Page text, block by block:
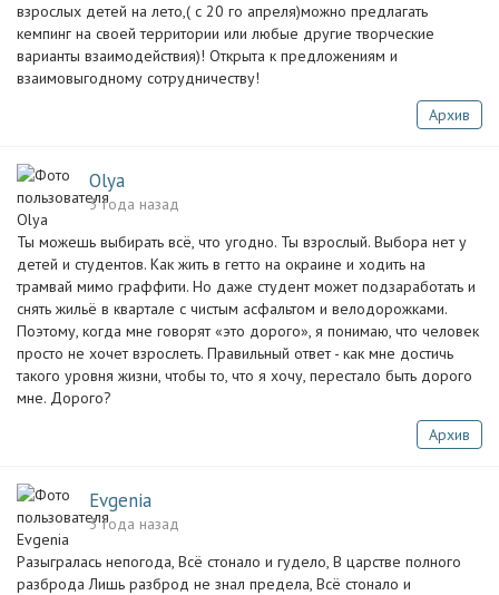
взрослых детей на лето,( с 20 го апреля)можно предлагать
кемпинг на своей территории или любые другие творческие
варианты взаимодействия)! Открыта к предложениям и
взаимовыгодному сотрудничеству!
Архив
Olya
3 года назад
Ты можешь выбирать всё, что угодно. Ты взрослый. Выбора нет у
детей и студентов. Как жить в гетто на окраине и ходить на
трамвай мимо граффити. Но даже студент может подзаработать и
снять жильё в квартале с чистым асфальтом и велодорожками.
Поэтому, когда мне говорят «это дорого», я понимаю, что человек
просто не хочет взрослеть. Правильный ответ - как мне достичь
такого уровня жизни, чтобы то, что я хочу, перестало быть дорого
мне. Дорого?
Архив
Evgenia
3 года назад
Разыгралась непогода, Всё стонало и гудело, В царстве полного
разброда Лишь разброд не знал предела, Всё стонало и